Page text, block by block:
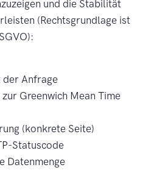
und die Stabilität
(Rechtsgrundlage ist
der Anfrage
Greenwich Mean Time
(konkrete Seite)
Statuscode
Datenmenge